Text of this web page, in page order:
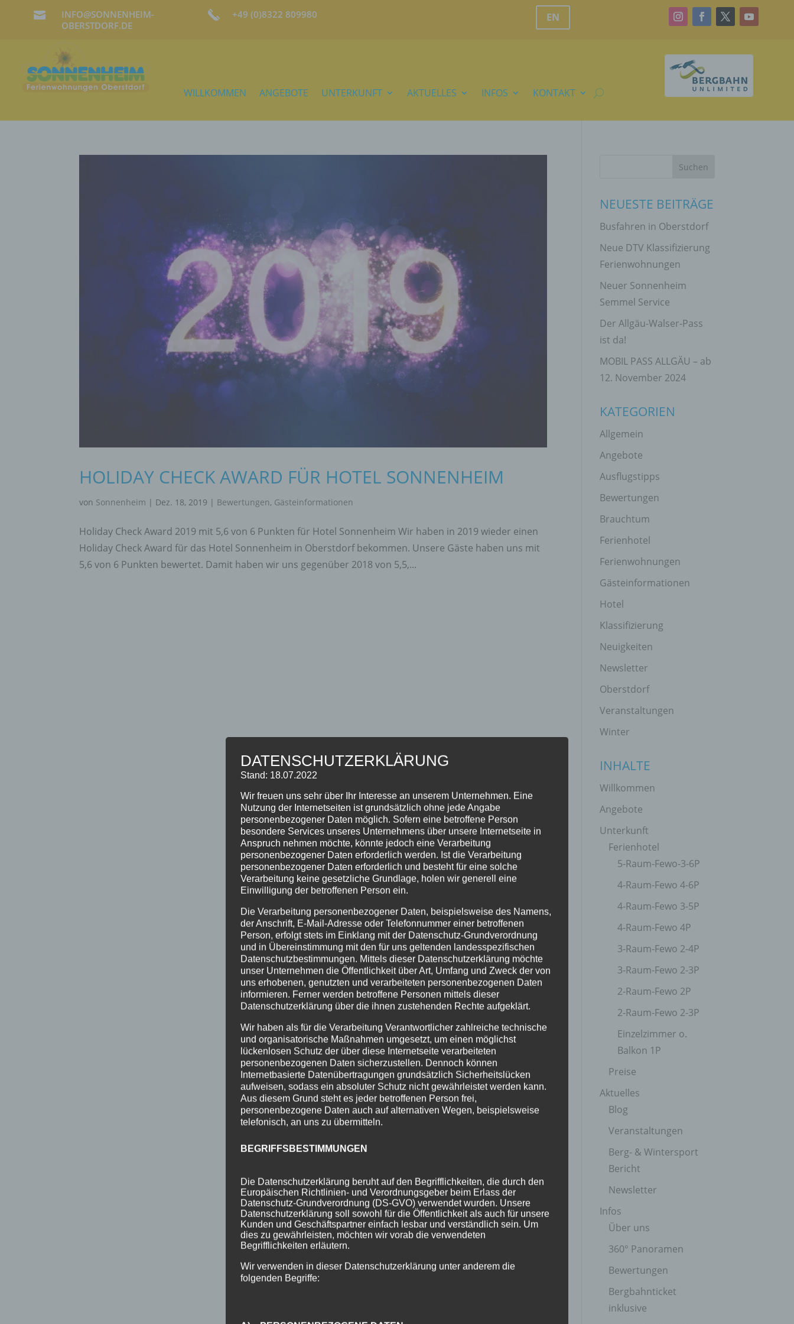

INFO@SONNENHEIM-
OBERSTDORF.DE
+49 (0)8322 809980 EN
WILLKOMMEN ANGEBOTE UNTERKUNFT AKTUELLES INFOS KONTAKT
HOLIDAY CHECK AWARD FÜR HOTEL SONNENHEIM
von Sonnenheim | Dez. 18, 2019 | Bewertungen, Gästeinformationen
Holiday Check Award 2019 mit 5,6 von 6 Punkten für Hotel Sonnenheim Wir haben in 2019 wieder einen
Holiday Check Award für das Hotel Sonnenheim in Oberstdorf bekommen. Unsere Gäste haben uns mit
5,6 von 6 Punkten bewertet. Damit haben wir uns gegenüber 2018 von 5,5,...
NEUESTE BEITRÄGE
Busfahren in Oberstdorf
Neue DTV Klassifizierung
Ferienwohnungen
Neuer Sonnenheim
Semmel Service
Der Allgäu-Walser-Pass
ist da!
MOBIL PASS ALLGÄU – ab
12. November 2024
KATEGORIEN
Allgemein
Angebote
Ausflugstipps
Bewertungen
Brauchtum
Ferienhotel
Ferienwohnungen
Gästeinformationen
Hotel
Klassifizierung
Neuigkeiten
Newsletter
Oberstdorf
Veranstaltungen
Winter
INHALTE
Willkommen
Angebote
Unterkunft
Ferienhotel
5-Raum-Fewo-3-6P
4-Raum-Fewo 4-6P
4-Raum-Fewo 3-5P
4-Raum-Fewo 4P
3-Raum-Fewo 2-4P
3-Raum-Fewo 2-3P
2-Raum-Fewo 2P
2-Raum-Fewo 2-3P
Einzelzimmer o.
Balkon 1P
Preise
Aktuelles
Blog
Veranstaltungen
Berg- & Wintersport
Bericht
Newsletter
Infos
Über uns
360° Panoramen
Bewertungen
Bergbahnticket
inklusive
DATENSCHUTZERKLÄRUNG
Stand: 18.07.2022
Wir freuen uns sehr über Ihr Interesse an unserem Unternehmen. Eine
Nutzung der Internetseiten ist grundsätzlich ohne jede Angabe
personenbezogener Daten möglich. Sofern eine betroffene Person
besondere Services unseres Unternehmens über unsere Internetseite in
Anspruch nehmen möchte, könnte jedoch eine Verarbeitung
personenbezogener Daten erforderlich werden. Ist die Verarbeitung
personenbezogener Daten erforderlich und besteht für eine solche
Verarbeitung keine gesetzliche Grundlage, holen wir generell eine
Einwilligung der betroffenen Person ein.
Die Verarbeitung personenbezogener Daten, beispielsweise des Namens,
der Anschrift, E-Mail-Adresse oder Telefonnummer einer betroffenen
Person, erfolgt stets im Einklang mit der Datenschutz-Grundverordnung
und in Übereinstimmung mit den für uns geltenden landesspezifischen
Datenschutzbestimmungen. Mittels dieser Datenschutzerklärung möchte
unser Unternehmen die Öffentlichkeit über Art, Umfang und Zweck der von
uns erhobenen, genutzten und verarbeiteten personenbezogenen Daten
informieren. Ferner werden betroffene Personen mittels dieser
Datenschutzerklärung über die ihnen zustehenden Rechte aufgeklärt.
Wir haben als für die Verarbeitung Verantwortlicher zahlreiche technische
und organisatorische Maßnahmen umgesetzt, um einen möglichst
lückenlosen Schutz der über diese Internetseite verarbeiteten
personenbezogenen Daten sicherzustellen. Dennoch können
Internetbasierte Datenübertragungen grundsätzlich Sicherheitslücken
aufweisen, sodass ein absoluter Schutz nicht gewährleistet werden kann.
Aus diesem Grund steht es jeder betroffenen Person frei,
personenbezogene Daten auch auf alternativen Wegen, beispielsweise
telefonisch, an uns zu übermitteln.
BEGRIFFSBESTIMMUNGEN
Die Datenschutzerklärung beruht auf den Begrifflichkeiten, die durch den
Europäischen Richtlinien- und Verordnungsgeber beim Erlass der
Datenschutz-Grundverordnung (DS-GVO) verwendet wurden. Unsere
Datenschutzerklärung soll sowohl für die Öffentlichkeit als auch für unsere
Kunden und Geschäftspartner einfach lesbar und verständlich sein. Um
dies zu gewährleisten, möchten wir vorab die verwendeten
Begrifflichkeiten erläutern.
Wir verwenden in dieser Datenschutzerklärung unter anderem die
folgenden Begriffe: